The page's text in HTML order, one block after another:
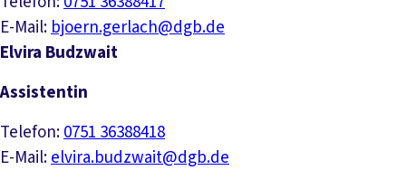
E-Mail:bjoern.gerlach@dgb.de
Elvira Budzwait
Assistentin
Telefon:0751 36388418
E-Mail:elvira.budzwait@dgb.de